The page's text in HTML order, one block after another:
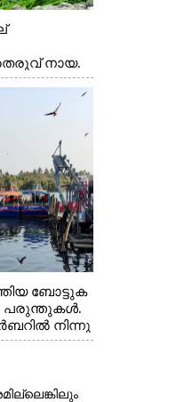
നായ.
നിന്നുള്ള
ബോട്ടുക
പരുന്തുകൾ.
നിന്നു